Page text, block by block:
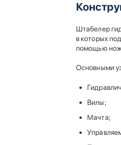
Штабелер
в которых
помощью
Основными
Вилы;
Мачта;